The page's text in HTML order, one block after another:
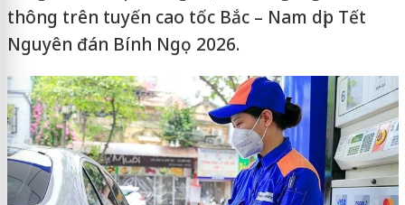
thông trên tuyến cao tốc Bắc – Nam dịp Tết
Nguyên đán Bính Ngọ 2026.